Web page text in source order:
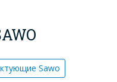
Sawo